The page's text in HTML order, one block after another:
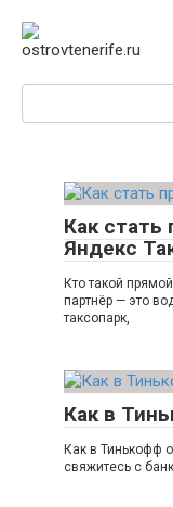
контенту
Поиск:
Как
Яндекс
Кто такой
партнёр — это
таксопарк,
Как в
Как в Тинькофф
свяжитесь с